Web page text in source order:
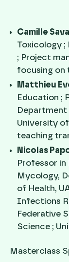
Camille
Toxicology ;
; Project
focusing on
Matthieu
Education ;
Department
University
teaching
Nicolas
Professor in
Mycology,
of Health,
Infections
Federative
Science ;
Masterclass